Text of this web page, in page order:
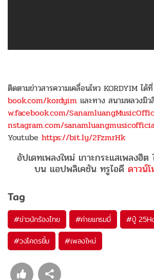
ติดตามข่าวสารความเคลื่อนไหว KORDYIM ได้
book.com/kordyim และทาง สนามหลวงมิ
w.facebook.com/
nstagram.com/
Youtube https://bit.ly/2FzmrHk
อัปเดทเพลงใหม่ เกาะกระแสเพลงฮิ
บน แอปพลิเคชัน ทรูไอดี ดาวน์
Tag
#ข่าวนักร้องไทย #ค่ายแกรมมี่ #ปู๋
#วงโคตรยิ้ม #เพลงใหม่